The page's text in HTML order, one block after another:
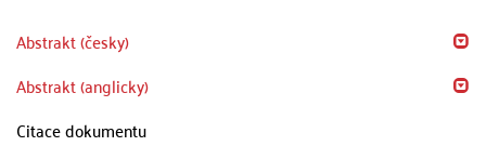
Abstrakt (česky)
Abstrakt (anglicky)
Citace dokumentu